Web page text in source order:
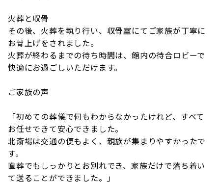
火葬と収骨
その後、火葬を執り行い、収骨室にてご家族が丁寧に
お骨上げをされました。
火葬が終わるまでの待ち時間は、館内の待合ロビーで
快適にお過ごしいただけます。
ご家族の声
「初めての葬儀で何もわからなかったけれど、すべて
お任せできて安心できました。
北斎場は交通の便もよく、親族が集まりやすかったで
す。
直葬でもしっかりとお別れでき、家族だけで落ち着い
て送ることができました。」